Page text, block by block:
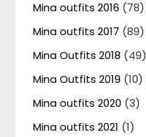
Mina outfits 2016 (78)
Mina outfits 2017 (89)
Mina Outfits 2018 (49)
Mina Outfits 2019 (10)
Mina outfits 2020 (3)
Mina outfits 2021 (1)